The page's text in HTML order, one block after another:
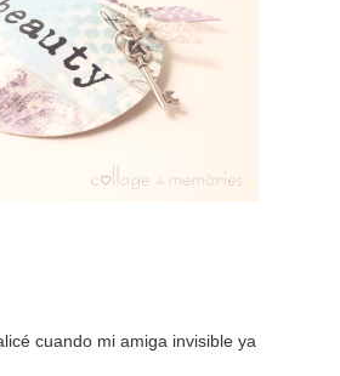
cuando mi amiga invisible ya